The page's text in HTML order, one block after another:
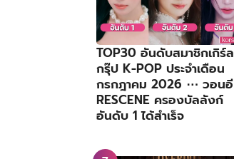
TOP30 อันดับสมาชิกเกิร์ล
กรุ๊ป K-POP ประจำเดือน
กรกฎาคม 2026 ⋯ วอนอี
RESCENE ครองบัลลังก์
อันดับ 1 ได้สำเร็จ